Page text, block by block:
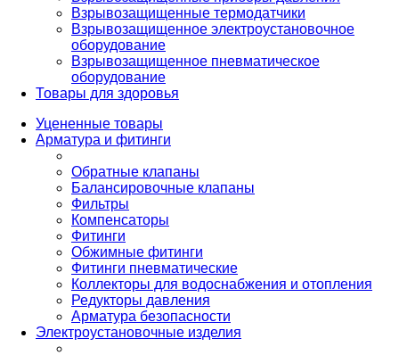
Взрывозащищенные термодатчики
Взрывозащищенное электроустановочное
оборудование
Взрывозащищенное пневматическое
оборудование
Товары для здоровья
Уцененные товары
Арматура и фитинги
Обратные клапаны
Балансировочные клапаны
Фильтры
Компенсаторы
Фитинги
Обжимные фитинги
Фитинги пневматические
Коллекторы для водоснабжения и отопления
Редукторы давления
Арматура безопасности
Электроустановочные изделия